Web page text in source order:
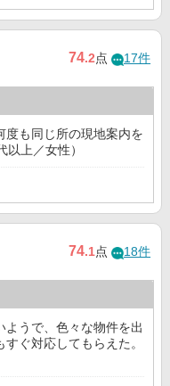
74.2点 17件
度も同じ所の現地案内を
上／女性）
74.1点 18件
ようで、色々な物件を出
ぐ対応してもらえた。